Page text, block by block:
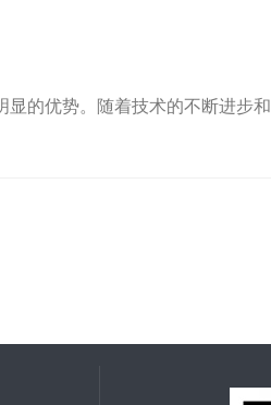
的优势。随着技术的不断进步